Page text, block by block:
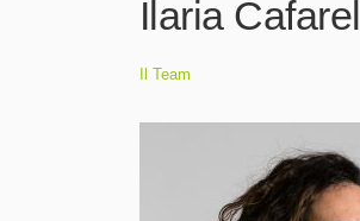
Ilaria
Il Team